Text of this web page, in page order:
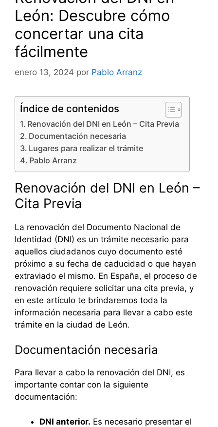
León: Descubre cómo
concertar una cita
fácilmente
enero 13, 2024 por Pablo Arranz
Índice de contenidos
Renovación del DNI en León – Cita Previa
Documentación necesaria
Lugares para realizar el trámite
Pablo Arranz
Renovación del DNI en León –
Cita Previa
La renovación del Documento Nacional de
Identidad (DNI) es un trámite necesario para
aquellos ciudadanos cuyo documento esté
próximo a su fecha de caducidad o que hayan
extraviado el mismo. En España, el proceso de
renovación requiere solicitar una cita previa, y
en este artículo te brindaremos toda la
información necesaria para llevar a cabo este
trámite en la ciudad de León.
Documentación necesaria
Para llevar a cabo la renovación del DNI, es
importante contar con la siguiente
documentación:
DNI anterior. Es necesario presentar el